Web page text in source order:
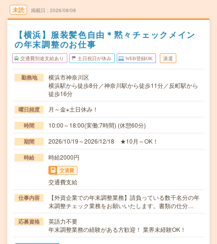
未読 掲載日 2026/08/08
【横浜】服装髪色自由＊黙々チェックメイン
の年末調整のお仕事
交通費別途支給あり 土日祝日が休み WEB登録OK 派遣
勤務地
横浜市神奈川区
横浜駅から徒歩8分／神奈川駅から徒歩11分／反町駅から
徒歩16分
曜日頻度 月～金※土日休み！
時間 10:00～18:00(実働:7時間) (休憩60分)
期間 2026/10/19～2026/12/18 ★10月～OK！
時給 時給2000円
交通費
交通費支給
仕事内容
【外資企業での年末調整業務】請負っている数千名分の年
末調整チェック業務をお願いいたします。書類の仕分…
応募資格
英語力不要
年末調整業務の経験がある方歓迎！ 業界未経験OK！